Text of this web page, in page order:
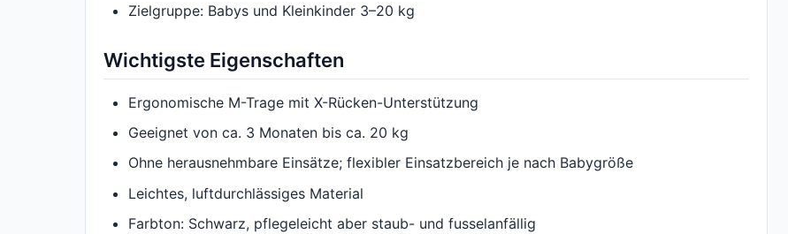
Zielgruppe: Babys und Kleinkinder 3–20 kg
Wichtigste Eigenschaften
Ergonomische M-Trage mit X-Rücken-Unterstützung
Geeignet von ca. 3 Monaten bis ca. 20 kg
Ohne herausnehmbare Einsätze; flexibler Einsatzbereich je nach Babygröße
Leichtes, luftdurchlässiges Material
Farbton: Schwarz, pflegeleicht aber staub- und fusselanfällig